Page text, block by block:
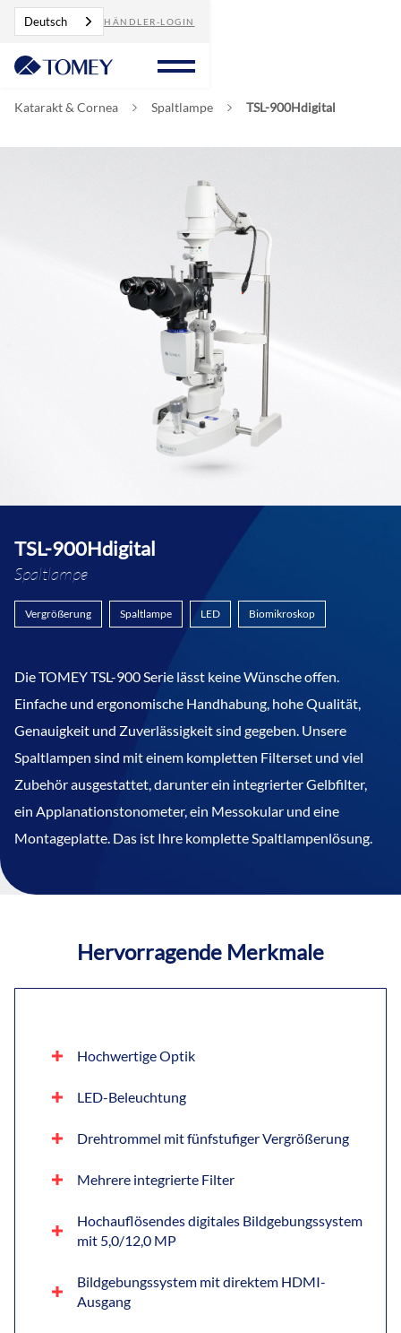
Deutsch HÄNDLER-LOGIN
Katarakt & Cornea Spaltlampe TSL-900Hdigital
TSL-900Hdigital
Spaltlampe
Vergrößerung Spaltlampe LED Biomikroskop
Die TOMEY TSL-900 Serie lässt keine Wünsche offen.
Einfache und ergonomische Handhabung, hohe Qualität,
Genauigkeit und Zuverlässigkeit sind gegeben. Unsere
Spaltlampen sind mit einem kompletten Filterset und viel
Zubehör ausgestattet, darunter ein integrierter Gelbfilter,
ein Applanationstonometer, ein Messokular und eine
Montageplatte. Das ist Ihre komplette Spaltlampenlösung.
Hervorragende Merkmale
Hochwertige Optik
LED-Beleuchtung
Drehtrommel mit fünfstufiger Vergrößerung
Mehrere integrierte Filter
Hochauflösendes digitales Bildgebungssystem
mit 5,0/12,0 MP
Bildgebungssystem mit direktem HDMI-
Ausgang